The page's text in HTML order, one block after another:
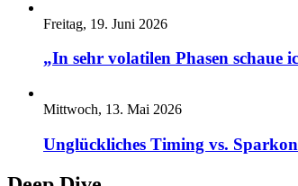
Freitag, 19. Juni 2026
„In sehr volatilen Phasen schaue
Mittwoch, 13. Mai 2026
Unglückliches Timing vs.